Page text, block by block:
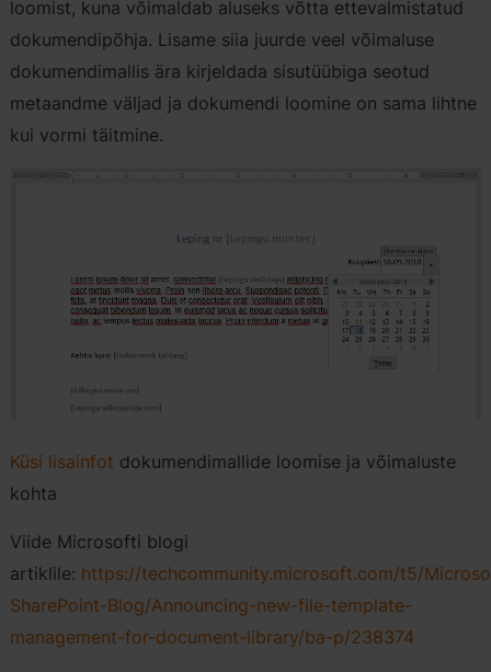
loomist, kuna võimaldab aluseks võtta ettevalmistatud
dokumendipõhja. Lisame siia juurde veel võimaluse
dokumendimallis ära kirjeldada sisutüübiga seotud
metaandme väljad ja dokumendi loomine on sama lihtne
kui vormi täitmine.
Küsi lisainfot dokumendimallide loomise ja võimaluste
kohta
Viide Microsofti blogi
artiklile: https://techcommunity.microsoft.com/t5/
SharePoint-Blog/Announcing-new-file-template-
management-for-document-library/ba-p/238374